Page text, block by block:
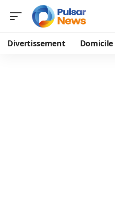
Divertissement Domicile